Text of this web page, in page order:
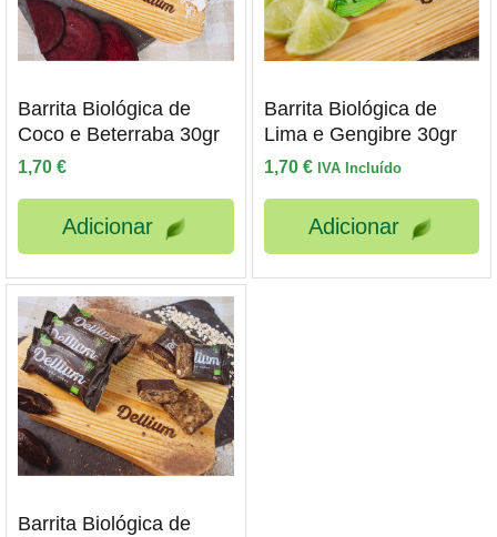
Barrita Biológica de
Coco e Beterraba 30gr
1,70 €
Adicionar
Barrita Biológica de
Lima e Gengibre 30gr
1,70 € IVA Incluído
Adicionar
Barrita Biológica de